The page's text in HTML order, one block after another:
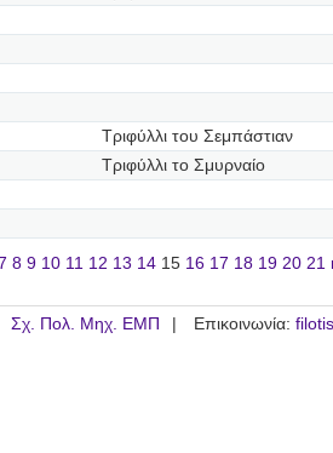
Τριφύλλι του Σεμπάστιαν
Τριφύλλι το Σμυρναίο
8 9 10 11 12 13 14 15 16 17 18 19 20 21
Σχ. Πολ. Μηχ. ΕΜΠ Επικοινωνία: